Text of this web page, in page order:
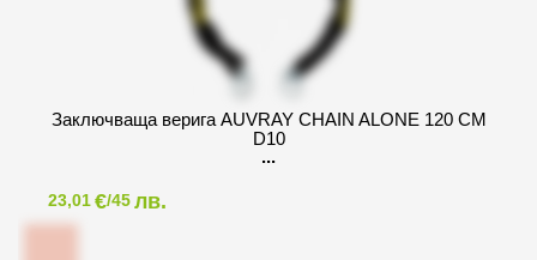
Заключваща верига AUVRAY CHAIN ALONE 120 CM
D10
23,01€/45лв.